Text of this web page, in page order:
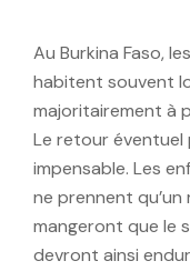
Au Burkina Faso,
habitent souvent
majoritairement à
Le retour éventuel
impensable. Les
ne prennent
mangeront que le
devront ainsi